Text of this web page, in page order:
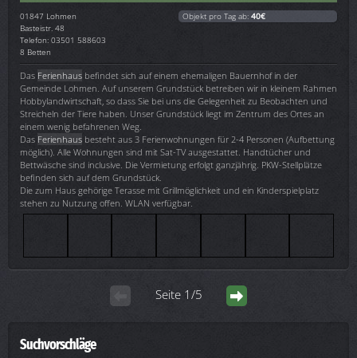
01847 Lohmen
Basteistr. 48
Telefon: 03501 588603
8 Betten
Objekt pro Tag ab: 40€
Das Ferienhaus befindet sich auf einem ehemaligen Bauernhof in der
Gemeinde Lohmen. Auf unserem Grundstück betreiben wir in kleinem Rahmen
Hobbylandwirtschaft, so dass Sie bei uns die Gelegenheit zu Beobachten und
Streicheln der Tiere haben. Unser Grundstück liegt im Zentrum des Ortes an
einem wenig befahrenen Weg.
Das Ferienhaus besteht aus 3 Ferienwohnungen für 2-4 Personen (Aufbettung
möglich). Alle Wohnungen sind mit Sat-TV ausgestattet. Handtücher und
Bettwäsche sind inclusive. Die Vermietung erfolgt ganzjährig. PKW-Stellplätze
befinden sich auf dem Grundstück.
Die zum Haus gehörige Terasse mit Grillmöglichkeit und ein Kinderspielplatz
stehen zu Nutzung offen. WLAN verfügbar.
Seite 1/5
Suchvorschläge